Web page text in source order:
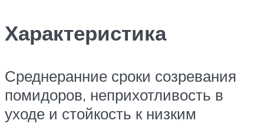
Характеристика
Среднеранние сроки созревания
помидоров, неприхотливость в
уходе и стойкость к низким